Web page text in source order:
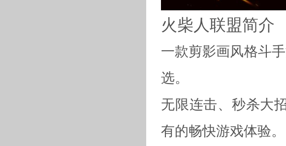
火柴人联盟简介
一款剪影画风格斗
选。
无限连击、秒杀大
有的畅快游戏体验。